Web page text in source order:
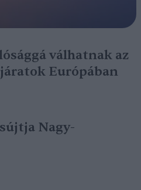
válhatnak az
Európában
Nagy-